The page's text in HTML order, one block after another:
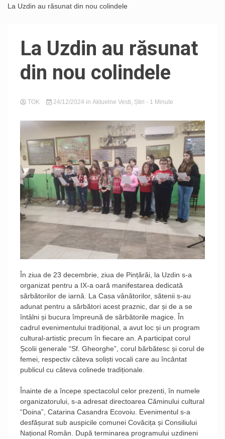
La Uzdin au răsunat din nou colindele
La Uzdin au răsunat
din nou colindele
TOK 24/12/2024 in Aktuelne Vesti, Știri - 1 Minute
În ziua de 23 decembrie, ziua de Pințărăi, la Uzdin s-a
organizat pentru a IX-a oară manifestarea dedicată
sărbătorilor de iarnă. La Casa vânătorilor, sătenii s-au
adunat pentru a sărbători acest praznic, dar și de a se
întâlni și bucura împreună de sărbătorile magice. În
cadrul evenimentului tradițional, a avut loc și un program
cultural-artistic precum în fiecare an. A participat corul
Școlii generale “Sf. Gheorghe”, corul bărbătesc și corul de
femei, respectiv câteva soliști vocali care au încântat
publicul cu câteva colinede tradiționale.
Înainte de a începe spectacolul celor prezenti, în numele
organizatorului, s-a adresat directoarea Căminului cultural
“Doina”, Catarina Casandra Ecovoiu. Evenimentul s-a
desfășurat sub auspicile comunei Covăcița și Consiliului
Național Român. După terminarea programului uzdineni